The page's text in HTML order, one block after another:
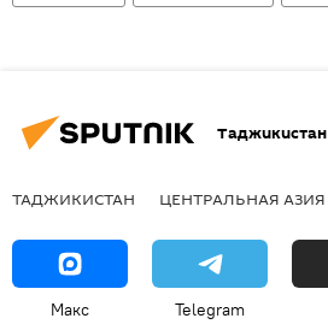
Таджикистан
ТАДЖИКИСТАН ЦЕНТРАЛЬНАЯ АЗИЯ
Макс Telegram